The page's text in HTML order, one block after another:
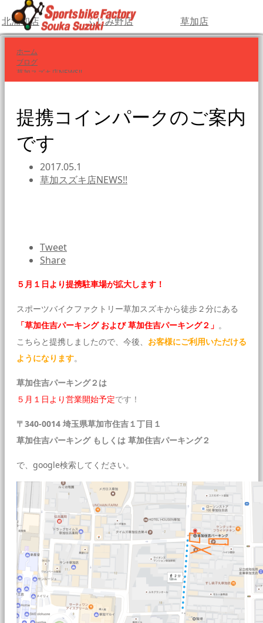
北浦和店 ふじみ野店 草加店
ホーム
ブログ
草加スズキ店NEWS!!
提携コインパークのご案内です
提携コインパークのご案内
です
2017.05.1
草加スズキ店NEWS!!
Tweet
Share
５月１日より提携駐車場が拡大します！
スポーツバイクファクトリー草加スズキから徒歩２分にある
「草加住吉パーキング および 草加住吉パーキング２」 。
こちらと提携しましたので、今後、 お客様にご利用いただける
ようになります。
草加住吉パーキング２は
５月１日より営業開始予定です！
〒340-0014 埼玉県草加市住吉１丁目１
草加住吉パーキング もしくは 草加住吉パーキング２
で、google検索してください。